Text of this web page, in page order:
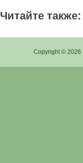
Читайте также:
Copyright © 2026